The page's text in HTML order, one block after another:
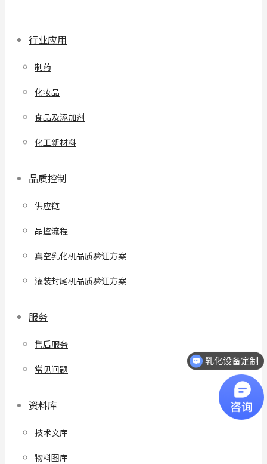
行业应用
制药
化妆品
食品及添加剂
化工新材料
品质控制
供应链
品控流程
真空乳化机品质验证方案
灌装封尾机品质验证方案
服务
售后服务
常见问题
资料库
技术文库
物料图库
乳化设备定制